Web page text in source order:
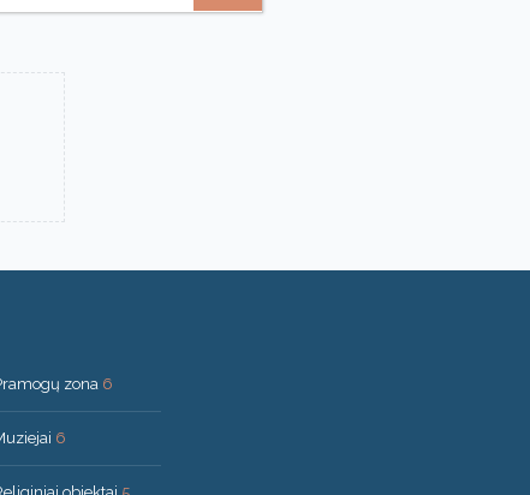
zona 6
6